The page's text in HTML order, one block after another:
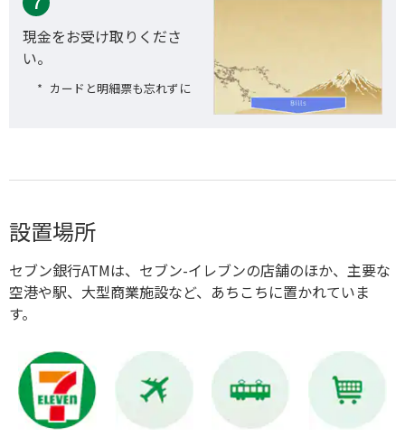
現金をお受け取りくださ
い。
カードと明細票も忘れずに
設置場所
セブン銀行ATMは、セブン-イレブンの店舗のほか、主要な
空港や駅、大型商業施設など、あちこちに置かれていま
す。